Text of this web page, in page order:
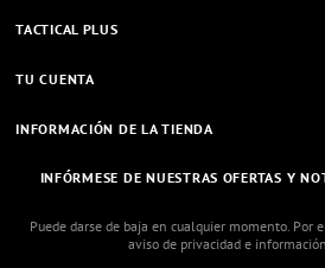
TACTICAL PLUS
TU CUENTA
INFORMACIÓN DE LA TIENDA
INFÓRMESE DE NUESTRAS OFERTAS Y
Puede darse de baja en cualquier momento.
aviso de privacidad e